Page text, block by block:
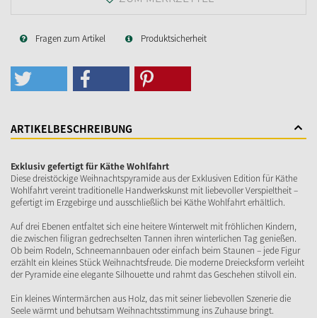
Fragen zum Artikel Produktsicherheit
ARTIKELBESCHREIBUNG
Exklusiv gefertigt für Käthe Wohlfahrt
Diese dreistöckige Weihnachtspyramide aus der Exklusiven Edition für Käthe
Wohlfahrt vereint traditionelle Handwerkskunst mit liebevoller Verspieltheit –
gefertigt im Erzgebirge und ausschließlich bei Käthe Wohlfahrt erhältlich.
Auf drei Ebenen entfaltet sich eine heitere Winterwelt mit fröhlichen Kindern,
die zwischen filigran gedrechselten Tannen ihren winterlichen Tag genießen.
Ob beim Rodeln, Schneemannbauen oder einfach beim Staunen – jede Figur
erzählt ein kleines Stück Weihnachtsfreude. Die moderne Dreiecksform verleiht
der Pyramide eine elegante Silhouette und rahmt das Geschehen stilvoll ein.
Ein kleines Wintermärchen aus Holz, das mit seiner liebevollen Szenerie die
Seele wärmt und behutsam Weihnachtsstimmung ins Zuhause bringt.